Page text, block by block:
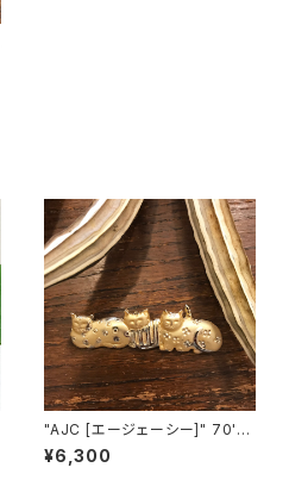
"AJC [エージェーシー]" 70's-
80's ３匹の猫ちゃんが並んだヴ
¥6,300